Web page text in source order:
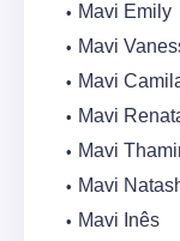
Mavi Emily
Mavi
Mavi
Mavi
Mavi
Mavi
Mavi Inês